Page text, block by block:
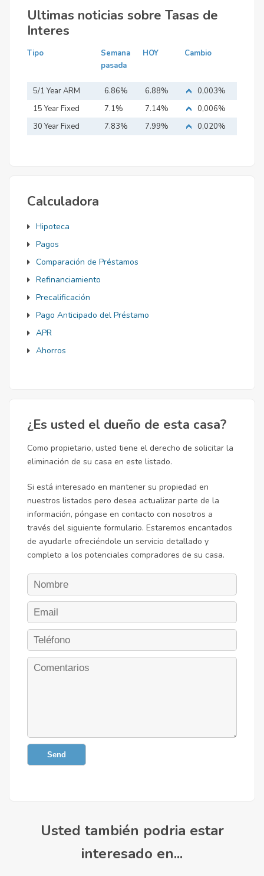
Ultimas noticias sobre Tasas de
Interes
Tipo
Semana
pasada
HOY Cambio
5/1 Year ARM 6.86% 6.88%
0,003%
15 Year Fixed
Mortgage
7.1% 7.14%
0,006%
30 Year Fixed
7.83% 7.99% 0,020%
Calculadora
Hipoteca
Pagos
Comparación de Préstamos
Refinanciamiento
Precalificación
Pago Anticipado del Préstamo
APR
Ahorros
¿Es usted el dueño de esta casa?
Como propietario, usted tiene el derecho de solicitar la
eliminación de su casa en este listado.
Si está interesado en mantener su propiedad en
nuestros listados pero desea actualizar parte de la
información, póngase en contacto con nosotros a
través del siguiente formulario. Estaremos encantados
de ayudarle ofreciéndole un servicio detallado y
completo a los potenciales compradores de su casa.
Send
Usted también podria estar
interesado en...